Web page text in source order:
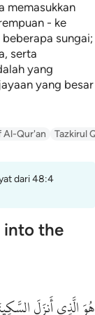
memasukkan
- ke
sungai;
serta
yang
yang besar
Al-Qur'an Tazkirul
dari 48:4
into the
هُوَ الَّذِى أَنزَلَ